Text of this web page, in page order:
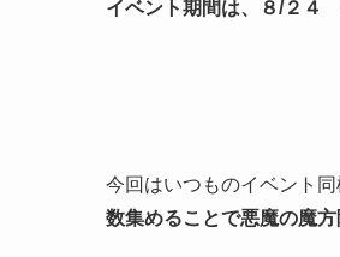
イベント期間は、８/２
今回はいつものイベント同
数集めることで悪魔の魔